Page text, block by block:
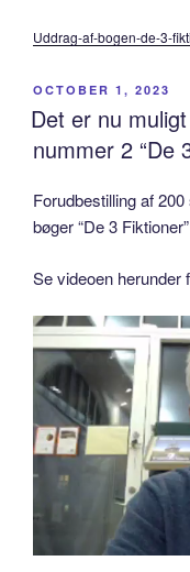
Uddrag-af-bogen-de-3-
POSTED
ON
OCTOBER 1, 2023
Det er nu
nummer 2 “De
Forudbestilling af
bøger “De 3
Se videoen herunder